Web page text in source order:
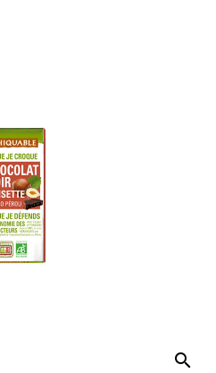
search